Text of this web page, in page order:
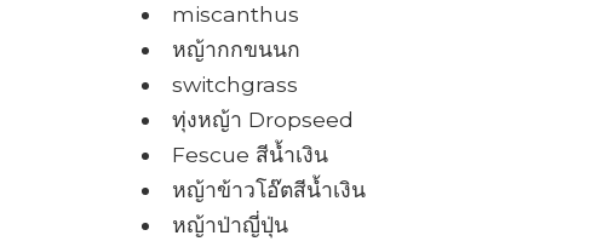
miscanthus
หญ้ากกขนนก
switchgrass
ทุ่งหญ้า Dropseed
Fescue สีน้ำเงิน
หญ้าข้าวโอ๊ตสีน้ำเงิน
หญ้าป่าญี่ปุ่น